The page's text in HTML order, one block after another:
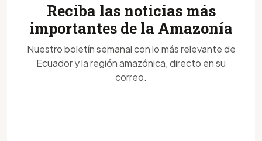
Reciba las noticias más
importantes de la Amazonía
Nuestro boletín semanal con lo más relevante de
Ecuador y la región amazónica, directo en su
correo.